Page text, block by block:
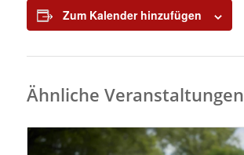
Zum Kalender hinzufügen
Ähnliche Veranstaltungen